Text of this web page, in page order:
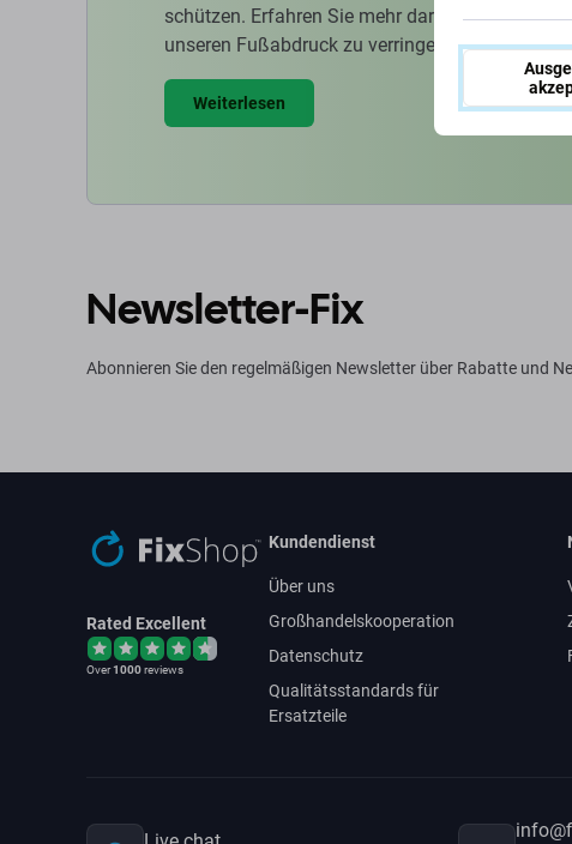
schützen. Erfahren Sie mehr darüber, wie wir
unseren Fußabdruck zu verringern.
Weiterlesen
Newsletter-Fix
Abonnieren Sie den regelmäßigen Newsletter über Rabatte und
Rated Excellent
Over1000reviews
Kundendienst
Über uns
Großhandelskooperation
Datenschutz
Qualitätsstandards für
Ersatzteile